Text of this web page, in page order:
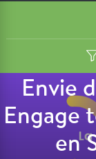
Envie
Engage
en